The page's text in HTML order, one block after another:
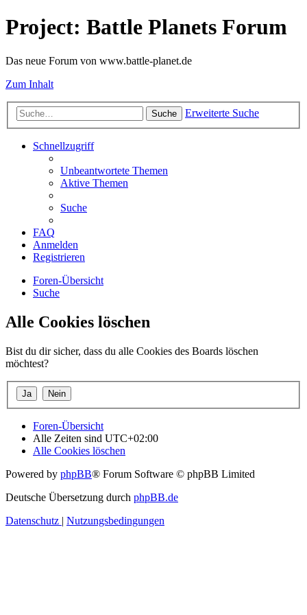
Project: Battle Planets Forum
Das neue Forum von www.battle-planet.de
Zum Inhalt
Suche Erweiterte Suche
Schnellzugriff
Unbeantwortete Themen
Aktive Themen
Suche
FAQ
Anmelden
Registrieren
Foren-Übersicht
Suche
Alle Cookies löschen
Bist du dir sicher, dass du alle Cookies des Boards löschen
möchtest?
Foren-Übersicht
Alle Zeiten sind UTC+02:00
Alle Cookies löschen
Powered by phpBB® Forum Software © phpBB Limited
Deutsche Übersetzung durch phpBB.de
Datenschutz | Nutzungsbedingungen